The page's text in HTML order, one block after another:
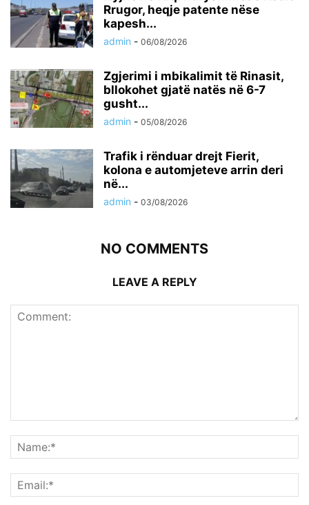
Rrugor, heqje patente nëse
kapesh...
admin - 06/08/2026
Zgjerimi i mbikalimit të Rinasit,
bllokohet gjatë natës në 6-7
gusht...
admin - 05/08/2026
Trafik i rënduar drejt Fierit,
kolona e automjeteve arrin deri
në...
admin - 03/08/2026
NO COMMENTS
LEAVE A REPLY